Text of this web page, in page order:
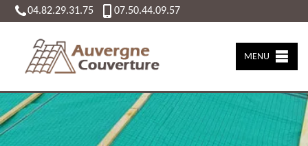
04.82.29.31.75 07.50.44.09.57
MENU